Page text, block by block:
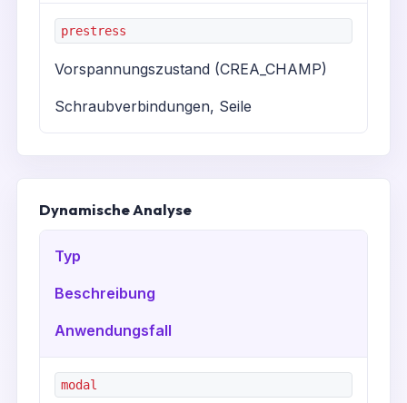
prestress
Vorspannungszustand (CREA_CHAMP)
Schraubverbindungen, Seile
Dynamische Analyse
Typ
Beschreibung
Anwendungsfall
modal